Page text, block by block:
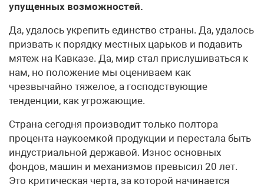
упущенных возможностей.
Да, удалось укрепить единство страны. Да, удалось
призвать к порядку местных царьков и подавить
мятеж на Кавказе. Да, мир стал прислушиваться к
нам, но положение мы оцениваем как
чрезвычайно тяжелое, а господствующие
тенденции, как угрожающие.
Страна сегодня производит только полтора
процента наукоемкой продукции и перестала быть
индустриальной державой. Износ основных
фондов, машин и механизмов превысил 20 лет.
Это критическая черта, за которой начинается